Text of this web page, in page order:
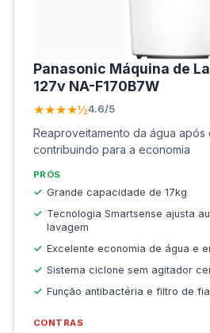
Panasonic Máquina de
‎127v NA-F170B7W
★★★★½4.6/5
Reaproveitamento da água após
contribuindo para a economia
PRÓS
Grande capacidade de 17kg
Tecnologia Smartsense ajusta
lavagem
Excelente economia de água e
Sistema ciclone sem agitador
Função antibactéria e filtro de
CONTRAS